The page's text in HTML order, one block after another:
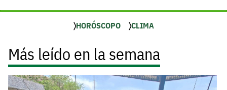
HORÓSCOPO CLIMA
Más leído en la semana